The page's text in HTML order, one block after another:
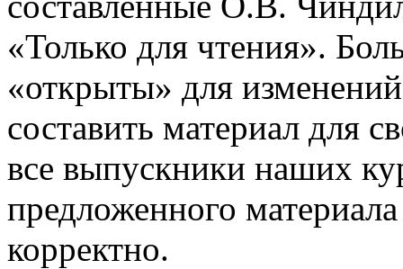
«Только для чтения».
«открыты» для
составить материал для
все выпускники наших
предложенного
корректно.